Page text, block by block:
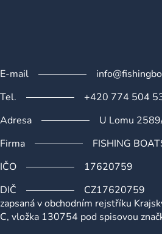
E-mail
Tel.
+420 774 504
Adresa
U Lomu
Firma
FISHING
IČO
17620759
DIČ
CZ17620759
zapsaná v obchodním rejstříku
C, vložka 130754 pod spisovou